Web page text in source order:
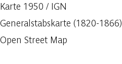
Karte 1950 / IGN
Generalstabskarte (1820-1866)
Open Street Map